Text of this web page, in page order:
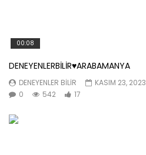
00:08
DENEYENLERBİLİR♥️ARABAMANYA
DENEYENLER BILIR
KASIM 23, 2023
0
542 17